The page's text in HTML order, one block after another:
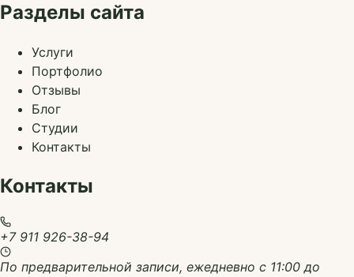
Разделы сайта
Услуги
Портфолио
Отзывы
Блог
Студии
Контакты
Контакты
+7 911 926-38-94
По предварительной записи, ежедневно с 11:00 до